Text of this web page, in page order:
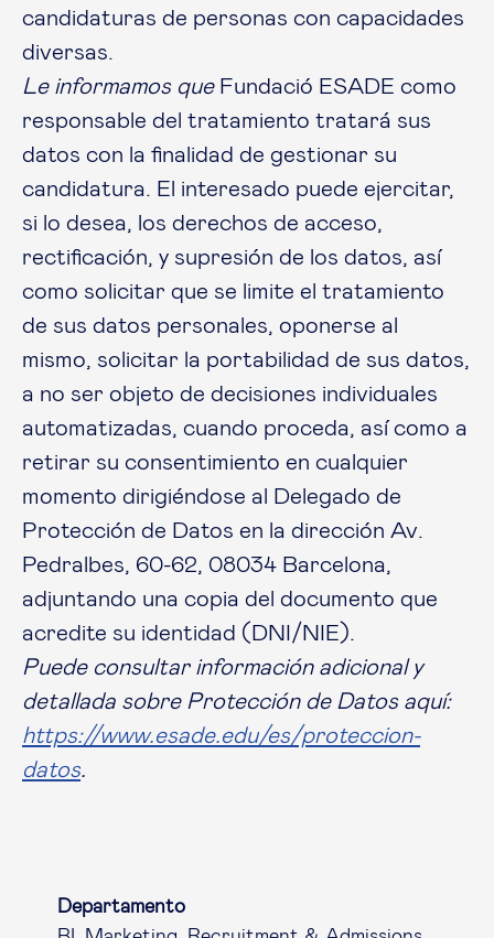
candidaturas de personas con capacidades
diversas.
Le informamos que Fundació ESADE como
responsable del tratamiento tratará sus
datos con la finalidad de gestionar su
candidatura. El interesado puede ejercitar,
si lo desea, los derechos de acceso,
rectificación, y supresión de los datos, así
como solicitar que se limite el tratamiento
de sus datos personales, oponerse al
mismo, solicitar la portabilidad de sus datos,
a no ser objeto de decisiones individuales
automatizadas, cuando proceda, así como a
retirar su consentimiento en cualquier
momento dirigiéndose al Delegado de
Protección de Datos en la dirección Av.
Pedralbes, 60-62, 08034 Barcelona,
adjuntando una copia del documento que
acredite su identidad (DNI/NIE).
Puede consultar información adicional y
detallada sobre Protección de Datos aquí:
https://www.esade.edu/es/proteccion-
datos.
Departamento